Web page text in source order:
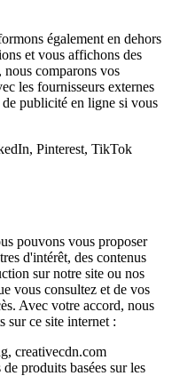
également en dehors
et vous affichons des
comparons vos
les fournisseurs externes
publicité en ligne si vous
Pinterest, TikTok
pouvons vous proposer
d'intérêt, des contenus
sur notre site ou nos
vous consultez et de vos
Avec votre accord, nous
sur ce site internet :
creativecdn.com
produits basées sur les